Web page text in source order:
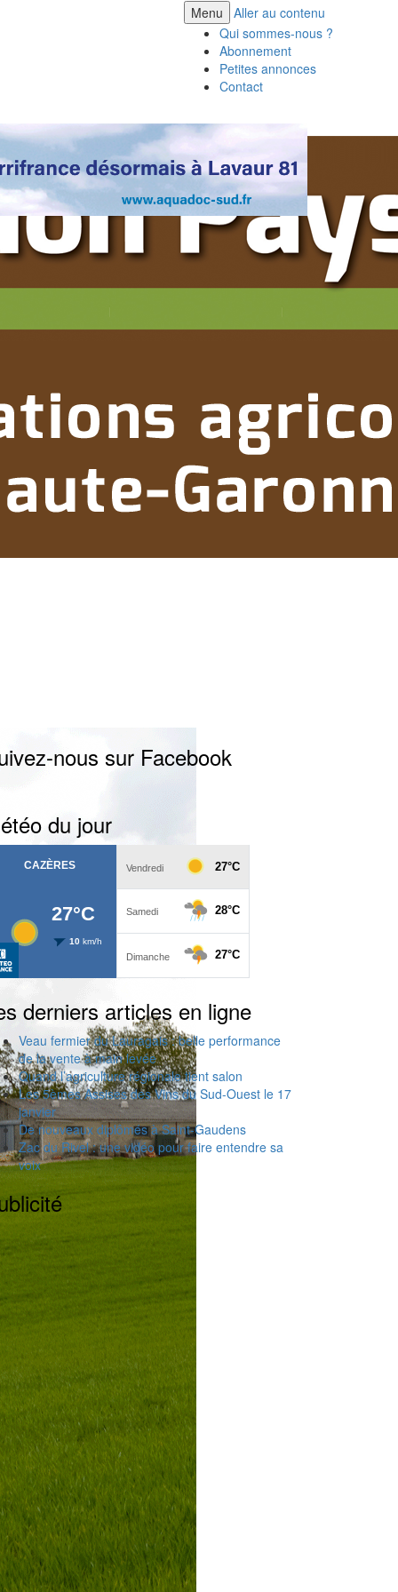
Menu
Aller au contenu
Qui sommes-nous ?
Abonnement
Petites annonces
Contact
nous sur Facebook
du jour
derniers articles en ligne
Veau fermier du Lauragais : belle performance
de la vente à main levée
Quand l’agriculture régionale tient salon
Les 5èmes Assises des Vins du Sud-Ouest le 17
janvier
De nouveaux diplômés à Saint-Gaudens
Zac du Rivel : une vidéo pour faire entendre sa
voix